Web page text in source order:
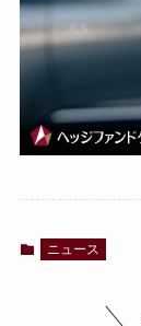
ニュース